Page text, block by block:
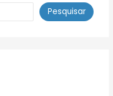
Pesquisar